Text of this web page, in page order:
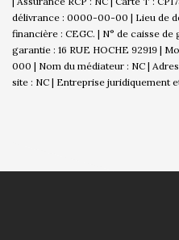
délivrance : 0000-00-00 | Lieu de
financière : CEGC. | N° de caisse
garantie : 16 RUE HOCHE 92919 |
000 | Nom du médiateur : NC |
site : NC | Entreprise juridiquement